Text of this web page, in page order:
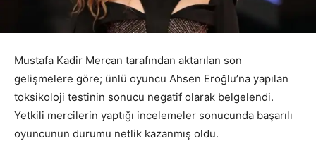
Mustafa Kadir Mercan tarafından aktarılan son
gelişmelere göre; ünlü oyuncu Ahsen Eroğlu’na yapılan
toksikoloji testinin sonucu negatif olarak belgelendi.
Yetkili mercilerin yaptığı incelemeler sonucunda başarılı
oyuncunun durumu netlik kazanmış oldu.